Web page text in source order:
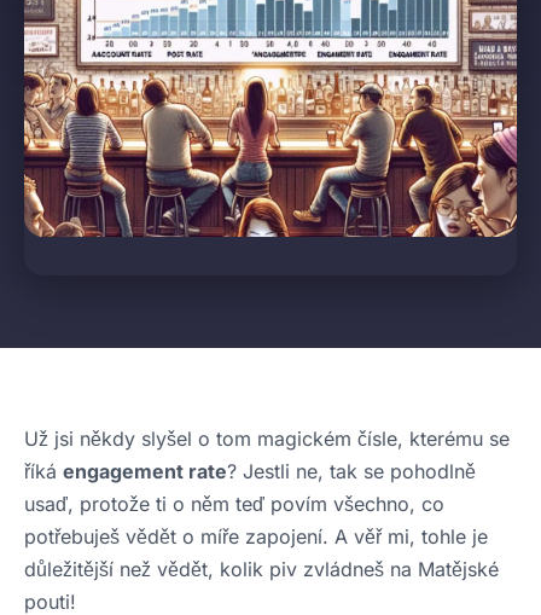
Už jsi někdy slyšel o tom magickém čísle, kterému se
říká engagement rate? Jestli ne, tak se pohodlně
usaď, protože ti o něm teď povím všechno, co
potřebuješ vědět o míře zapojení. A věř mi, tohle je
důležitější než vědět, kolik piv zvládneš na Matějské
pouti!